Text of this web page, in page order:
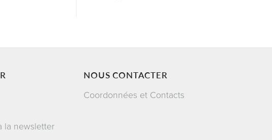
la newsletter
NOUS CONTACTER
Coordonnées et Contacts